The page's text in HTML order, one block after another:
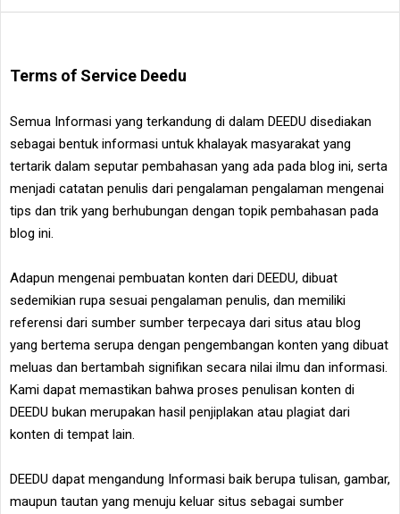
Terms of Service Deedu
Semua Informasi yang terkandung di dalam DEEDU disediakan
sebagai bentuk informasi untuk khalayak masyarakat yang
tertarik dalam seputar pembahasan yang ada pada blog ini, serta
menjadi catatan penulis dari pengalaman pengalaman mengenai
tips dan trik yang berhubungan dengan topik pembahasan pada
blog ini.
Adapun mengenai pembuatan konten dari DEEDU, dibuat
sedemikian rupa sesuai pengalaman penulis, dan memiliki
referensi dari sumber sumber terpecaya dari situs atau blog
yang bertema serupa dengan pengembangan konten yang dibuat
meluas dan bertambah signifikan secara nilai ilmu dan informasi.
Kami dapat memastikan bahwa proses penulisan konten di
DEEDU bukan merupakan hasil penjiplakan atau plagiat dari
konten di tempat lain.
DEEDU dapat mengandung Informasi baik berupa tulisan, gambar,
maupun tautan yang menuju keluar situs sebagai sumber